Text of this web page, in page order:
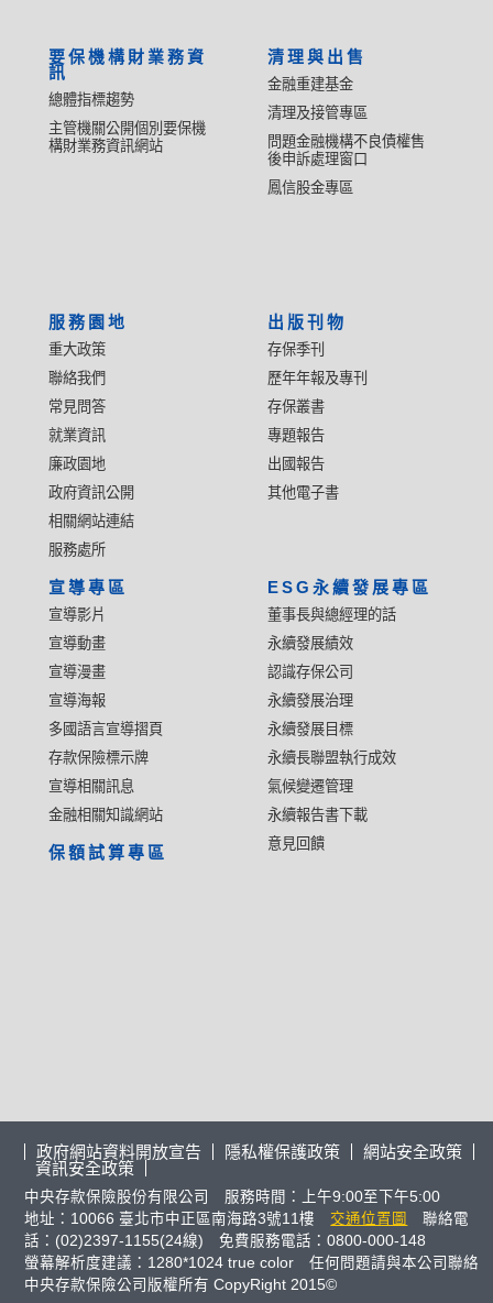
要保機構財業務資
訊
總體指標趨勢
主管機關公開個別要保機
構財業務資訊網站
清理與出售
金融重建基金
清理及接管專區
問題金融機構不良債權售
後申訴處理窗口
鳳信股金專區
服務園地
重大政策
聯絡我們
常見問答
就業資訊
廉政園地
政府資訊公開
相關網站連結
服務處所
出版刊物
存保季刊
歷年年報及專刊
存保叢書
專題報告
出國報告
其他電子書
宣導專區
宣導影片
宣導動畫
宣導漫畫
宣導海報
多國語言宣導摺頁
存款保險標示牌
宣導相關訊息
金融相關知識網站
ESG永續發展專區
董事長與總經理的話
永續發展績效
認識存保公司
永續發展治理
永續發展目標
永續長聯盟執行成效
氣候變遷管理
永續報告書下載
意見回饋
保額試算專區
政府網站資料開放宣告 隱私權保護政策
網站安全政策
資訊安全政策
中央存款保險股份有限公司 服務時間：上午9:00至下午5:00
地址：10066 臺北市中正區南海路3號11樓
交通位置圖
聯絡電
話：(02)2397-1155(24線) 免費服務電話：0800-000-148
螢幕解析度建議：1280*1024 true color 任何問題請與本公司聯絡
中央存款保險公司版權所有 CopyRight 2015©